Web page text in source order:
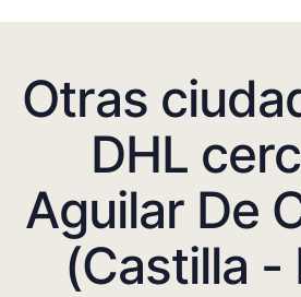
Otras
DHL
Aguilar De
(Castilla -